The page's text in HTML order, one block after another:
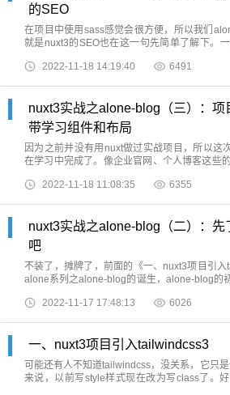
的SEO
在项目中使用sass感觉会很方便，所以我们
就是nuxt3的SEO也在这一句先简单了解下。
assets/style/variable.scss和assets/style/base.
2022-11-18 14:19:40 6491
nuxt3实战之alone-blog（三）：项
带学习组件和布局
因为之前并没有用nuxt做过实战项目，所以这
在学习中完成了。像企业官网、个人博客这些
局还算是比较统一的，顶部
2022-11-18 11:08:35 6355
nuxt3实战之alone-blog（二）：先
吧
不装了，摊牌了，前面的《一、nuxt3项目引
alone系列之alone-blog的诞生，alone-blog的
类的网站，当然，一切
2022-11-17 17:48:13 6026
一、nuxt3项目引入tailwindcss3
可能还有人不知道tailwindcss，没关系，它只
来说，以前写style样式现在改为写class了。